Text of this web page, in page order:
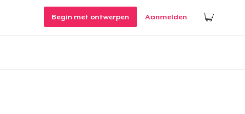
Begin met ontwerpen Aanmelden